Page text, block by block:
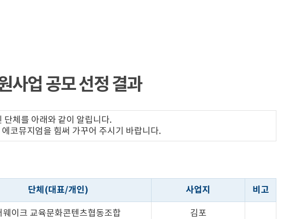
사업 공모 선정 결과
체를 아래와 같이 알립니다.
코뮤지엄을 힘써 가꾸어 주시기 바랍니다.
단체(대표/개인) 사업지 비고
웨이크 교육문화콘텐츠협동조합 김포